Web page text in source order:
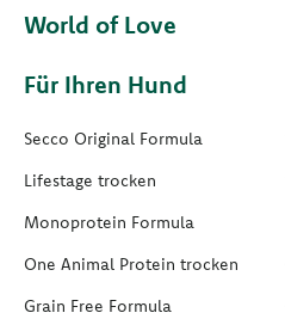
World of Love
Für Ihren Hund
Secco Original Formula
Lifestage trocken
Monoprotein Formula
One Animal Protein trocken
Grain Free Formula